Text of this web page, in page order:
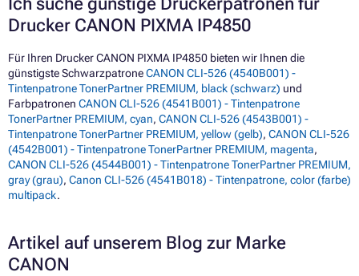
Drucker CANON PIXMA IP4850
Für Ihren Drucker CANON PIXMA IP4850 bieten wir Ihnen die
günstigste SchwarzpatroneCANON CLI-526 (4540B001) -
Tintenpatrone TonerPartner PREMIUM, black (schwarz) und
Farbpatronen CANON CLI-526 (4541B001) - Tintenpatrone
TonerPartner PREMIUM, cyan, CANON CLI-526 (4543B001) -
Tintenpatrone TonerPartner PREMIUM, yellow (gelb), CANON CLI-526
(4542B001) - Tintenpatrone TonerPartner PREMIUM, magenta,
CANON CLI-526 (4544B001) - Tintenpatrone TonerPartner PREMIUM,
gray (grau), Canon CLI-526 (4541B018) - Tintenpatrone, color (farbe)
multipack.
Artikel auf unserem Blog zur Marke
CANON